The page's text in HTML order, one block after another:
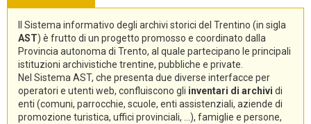
Il Sistema informativo degli archivi storici del Trentino (in sigla
AST) è frutto di un progetto promosso e coordinato dalla
Provincia autonoma di Trento, al quale partecipano le principali
istituzioni archivistiche trentine, pubbliche e private.
Nel Sistema AST, che presenta due diverse interfacce per
operatori e utenti web, confluiscono gli inventari di archivi di
enti (comuni, parrocchie, scuole, enti assistenziali, aziende di
promozione turistica, uffici provinciali, ...), famiglie e persone,